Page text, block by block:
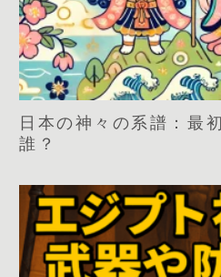
日本の神々の系譜：最
誰？